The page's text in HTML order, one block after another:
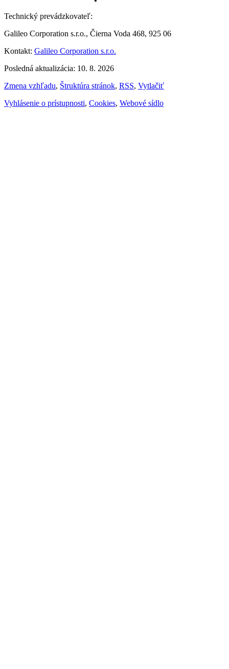
Technický prevádzkovateľ:
Galileo Corporation s.r.o., Čierna Voda 468, 925 06
Kontakt: Galileo Corporation s.r.o.
Posledná aktualizácia: 10. 8. 2026
Zmena vzhľadu, Štruktúra stránok, RSS, Vytlačiť
Vyhlásenie o prístupnosti, Cookies, Webové sídlo